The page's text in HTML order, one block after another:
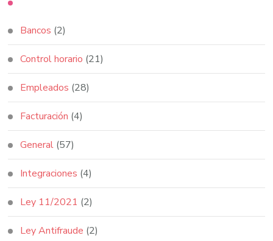
Bancos (2)
Control horario (21)
Empleados (28)
Facturación (4)
General (57)
Integraciones (4)
Ley 11/2021 (2)
Ley Antifraude (2)